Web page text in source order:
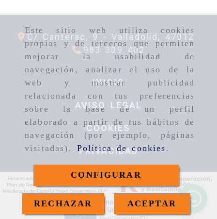
Este sitio web utiliza cookies
propias y de terceros que permiten
mejorar la usabilidad de
navegación, analizar el uso de la
web y mostrar publicidad
relacionada con tus preferencias
sobre la base de un perfil
elaborado a partir de tus hábitos de
navegación (por ejemplo, páginas
visitadas). Política de cookies .
CONFIGURAR
RECHAZAR ACEPTAR
C/ Canterac, 9 - Valladolid, 47012
983 309 402
INICIO
AVISO LEGAL
COOKIES
PRIVACIDAD